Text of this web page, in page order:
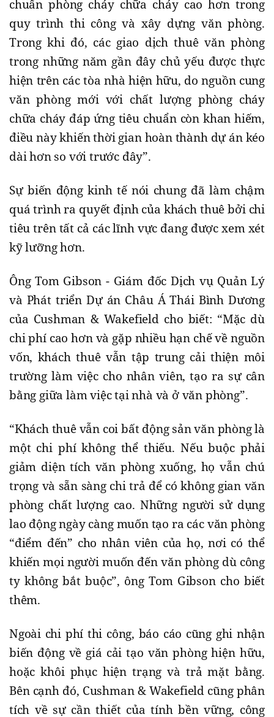
chuẩn phòng cháy chữa cháy cao hơn trong
quy trình thi công và xây dựng văn phòng.
Trong khi đó, các giao dịch thuê văn phòng
trong những năm gần đây chủ yếu được thực
hiện trên các tòa nhà hiện hữu, do nguồn cung
văn phòng mới với chất lượng phòng cháy
chữa cháy đáp ứng tiêu chuẩn còn khan hiếm,
điều này khiến thời gian hoàn thành dự án kéo
dài hơn so với trước đây”.
Sự biến động kinh tế nói chung đã làm chậm
quá trình ra quyết định của khách thuê bởi chi
tiêu trên tất cả các lĩnh vực đang được xem xét
kỹ lưỡng hơn.
Ông Tom Gibson - Giám đốc Dịch vụ Quản Lý
và Phát triển Dự án Châu Á Thái Bình Dương
của Cushman & Wakefield cho biết: “Mặc dù
chi phí cao hơn và gặp nhiều hạn chế về nguồn
vốn, khách thuê vẫn tập trung cải thiện môi
trường làm việc cho nhân viên, tạo ra sự cân
bằng giữa làm việc tại nhà và ở văn phòng”.
“Khách thuê vẫn coi bất động sản văn phòng là
một chi phí không thể thiếu. Nếu buộc phải
giảm diện tích văn phòng xuống, họ vẫn chú
trọng và sẵn sàng chi trả để có không gian văn
phòng chất lượng cao. Những người sử dụng
lao động ngày càng muốn tạo ra các văn phòng
“điểm đến” cho nhân viên của họ, nơi có thể
khiến mọi người muốn đến văn phòng dù công
ty không bắt buộc”, ông Tom Gibson cho biết
thêm.
Ngoài chi phí thi công, báo cáo cũng ghi nhận
biến động về giá cải tạo văn phòng hiện hữu,
hoặc khôi phục hiện trạng và trả mặt bằng.
Bên cạnh đó, Cushman & Wakefield cũng phân
tích về sự cần thiết của tính bền vững, công